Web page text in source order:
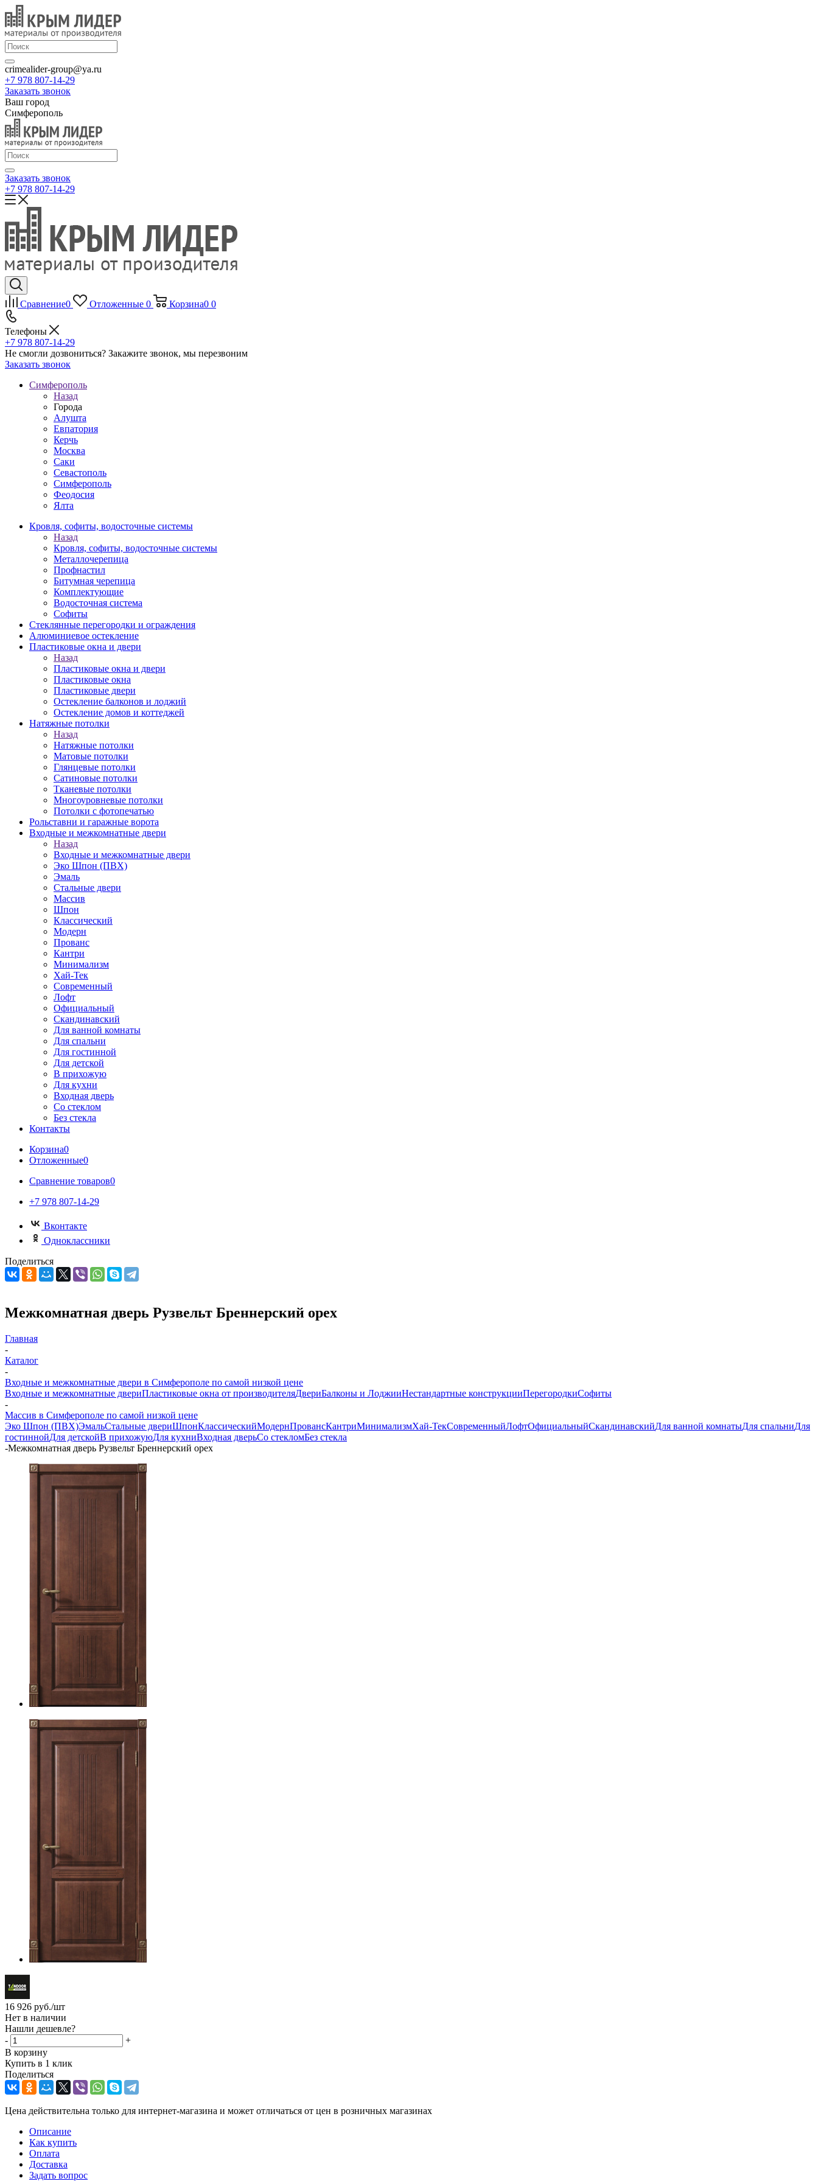
crimealider-group@ya.ru
+7 978 807-14-29
Заказать звонок
Ваш город
Симферополь
Заказать звонок
+7 978 807-14-29
Сравнение0 Отложенные 0 Корзина0 0
Телефоны
+7 978 807-14-29
Не смогли дозвониться? Закажите звонок, мы перезвоним
Заказать звонок
Симферополь
Назад
Города
Алушта
Евпатория
Керчь
Москва
Саки
Севастополь
Симферополь
Феодосия
Ялта
Кровля, софиты, водосточные системы
Назад
Кровля, софиты, водосточные системы
Металлочерепица
Профнастил
Битумная черепица
Комплектующие
Водосточная система
Софиты
Стеклянные перегородки и ограждения
Алюминиевое остекление
Пластиковые окна и двери
Назад
Пластиковые окна и двери
Пластиковые окна
Пластиковые двери
Остекление балконов и лоджий
Остекление домов и коттеджей
Натяжные потолки
Назад
Натяжные потолки
Матовые потолки
Глянцевые потолки
Сатиновые потолки
Тканевые потолки
Многоуровневые потолки
Потолки с фотопечатью
Рольставни и гаражные ворота
Входные и межкомнатные двери
Назад
Входные и межкомнатные двери
Эко Шпон (ПВХ)
Эмаль
Стальные двери
Массив
Шпон
Классический
Модерн
Прованс
Кантри
Минимализм
Хай-Тек
Современный
Лофт
Официальный
Скандинавский
Для ванной комнаты
Для спальни
Для гостинной
Для детской
В прихожую
Для кухни
Входная дверь
Со стеклом
Без стекла
Контакты
Корзина0
Отложенные0
Сравнение товаров0
+7 978 807-14-29
Вконтакте
Одноклассники
Поделиться
Межкомнатная дверь Рузвельт Бреннерский орех
Главная
-
Каталог
-
Входные и межкомнатные двери в Симферополе по самой низкой цене
Входные и межкомнатные двериПластиковые окна от производителяДвериБалконы и ЛоджииНестандартные конструкцииПерегородкиСофиты
-
Массив в Симферополе по самой низкой цене
Эко Шпон (ПВХ)ЭмальСтальные двериШпонКлассическийМодернПровансКантриМинимализмХай-ТекСовременныйЛофтОфициальныйСкандинавскийДля ванной комнатыДля спальниДля
гостиннойДля детскойВ прихожуюДля кухниВходная дверьСо стекломБез стекла
-Межкомнатная дверь Рузвельт Бреннерский орех
16 926 руб./шт
Нет в наличии
Нашли дешевле?
-
+
В корзину
Купить в 1 клик
Поделиться
Цена действительна только для интернет-магазина и может отличаться от цен в розничных магазинах
Описание
Как купить
Оплата
Доставка
Задать вопрос